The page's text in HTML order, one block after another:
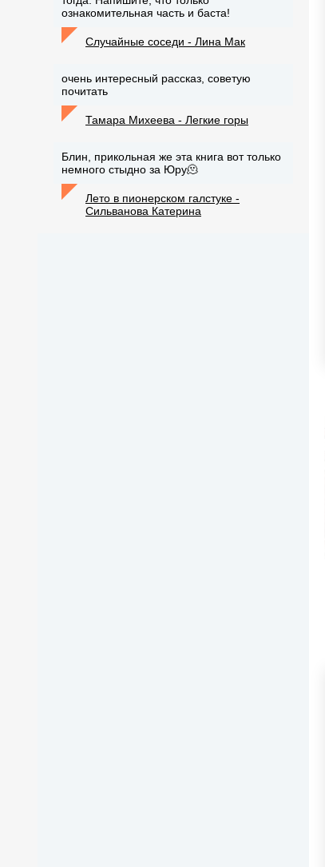
ознакомительная часть и баста!
Случайные соседи - Лина Мак
очень интересный рассказ, советую
почитать
Тамара Михеева - Легкие горы
Блин, прикольная же эта книга вот только
немного стыдно за Юру🫠
Лето в пионерском галстуке -
Сильванова Катерина